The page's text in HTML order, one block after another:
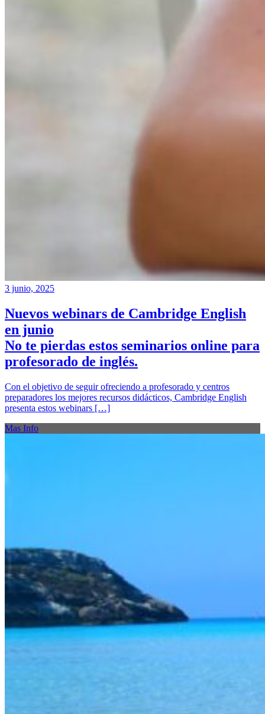
3 junio, 2025
Nuevos webinars de Cambridge English
en junio
No te pierdas estos seminarios online para
profesorado de inglés.
Con el objetivo de seguir ofreciendo a profesorado y centros
preparadores los mejores recursos didácticos, Cambridge English
presenta estos webinars […]
Mas Info